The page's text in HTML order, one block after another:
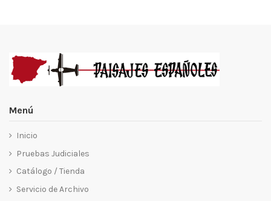
Menú
Inicio
Pruebas Judiciales
Catálogo / Tienda
Servicio de Archivo